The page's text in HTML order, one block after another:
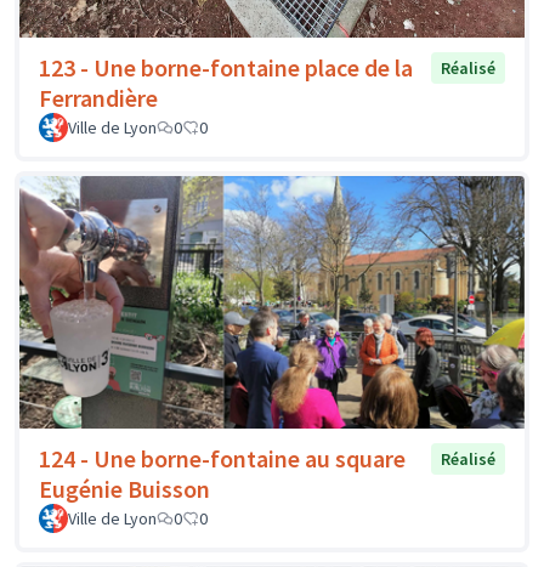
123 - Une borne-fontaine place de la
Ferrandière
Réalisé
Ville de Lyon 0 0
124 - Une borne-fontaine au square
Eugénie Buisson
Réalisé
Ville de Lyon 0 0